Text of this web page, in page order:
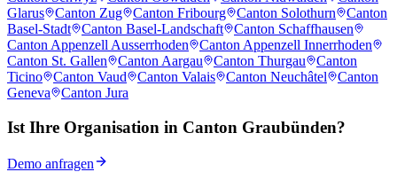
Glarus
Canton Zug Canton Fribourg Canton Solothurn
Canton
Basel-Stadt
Canton Basel-Landschaft
Canton Schaffhausen
Canton Appenzell Ausserrhoden
Canton Appenzell Innerrhoden
Canton St. Gallen
Canton Aargau Canton Thurgau
Canton
Ticino
Canton Vaud Canton Valais Canton Neuchâtel
Canton
Geneva
Canton Jura
Ist Ihre Organisation in Canton Graubünden?
Demo anfragen